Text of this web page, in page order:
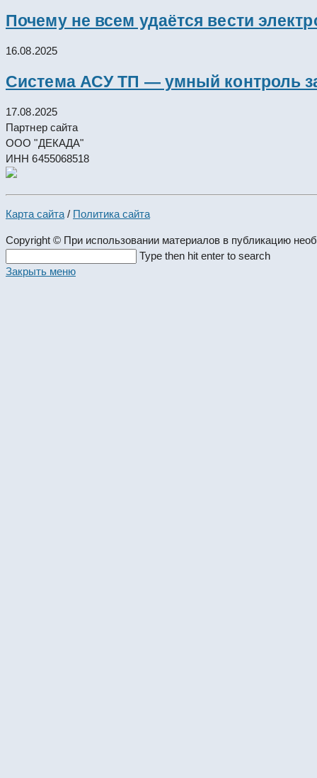
Почему не всем удаётся вести
16.08.2025
Система АСУ ТП — умный контроль
17.08.2025
Партнер сайта
ООО "ДЕКАДА"
ИНН 6455068518
Карта сайта / Политика сайта
Copyright © При использовании материалов в публикацию
this
Type then hit enter to search
Закрыть меню